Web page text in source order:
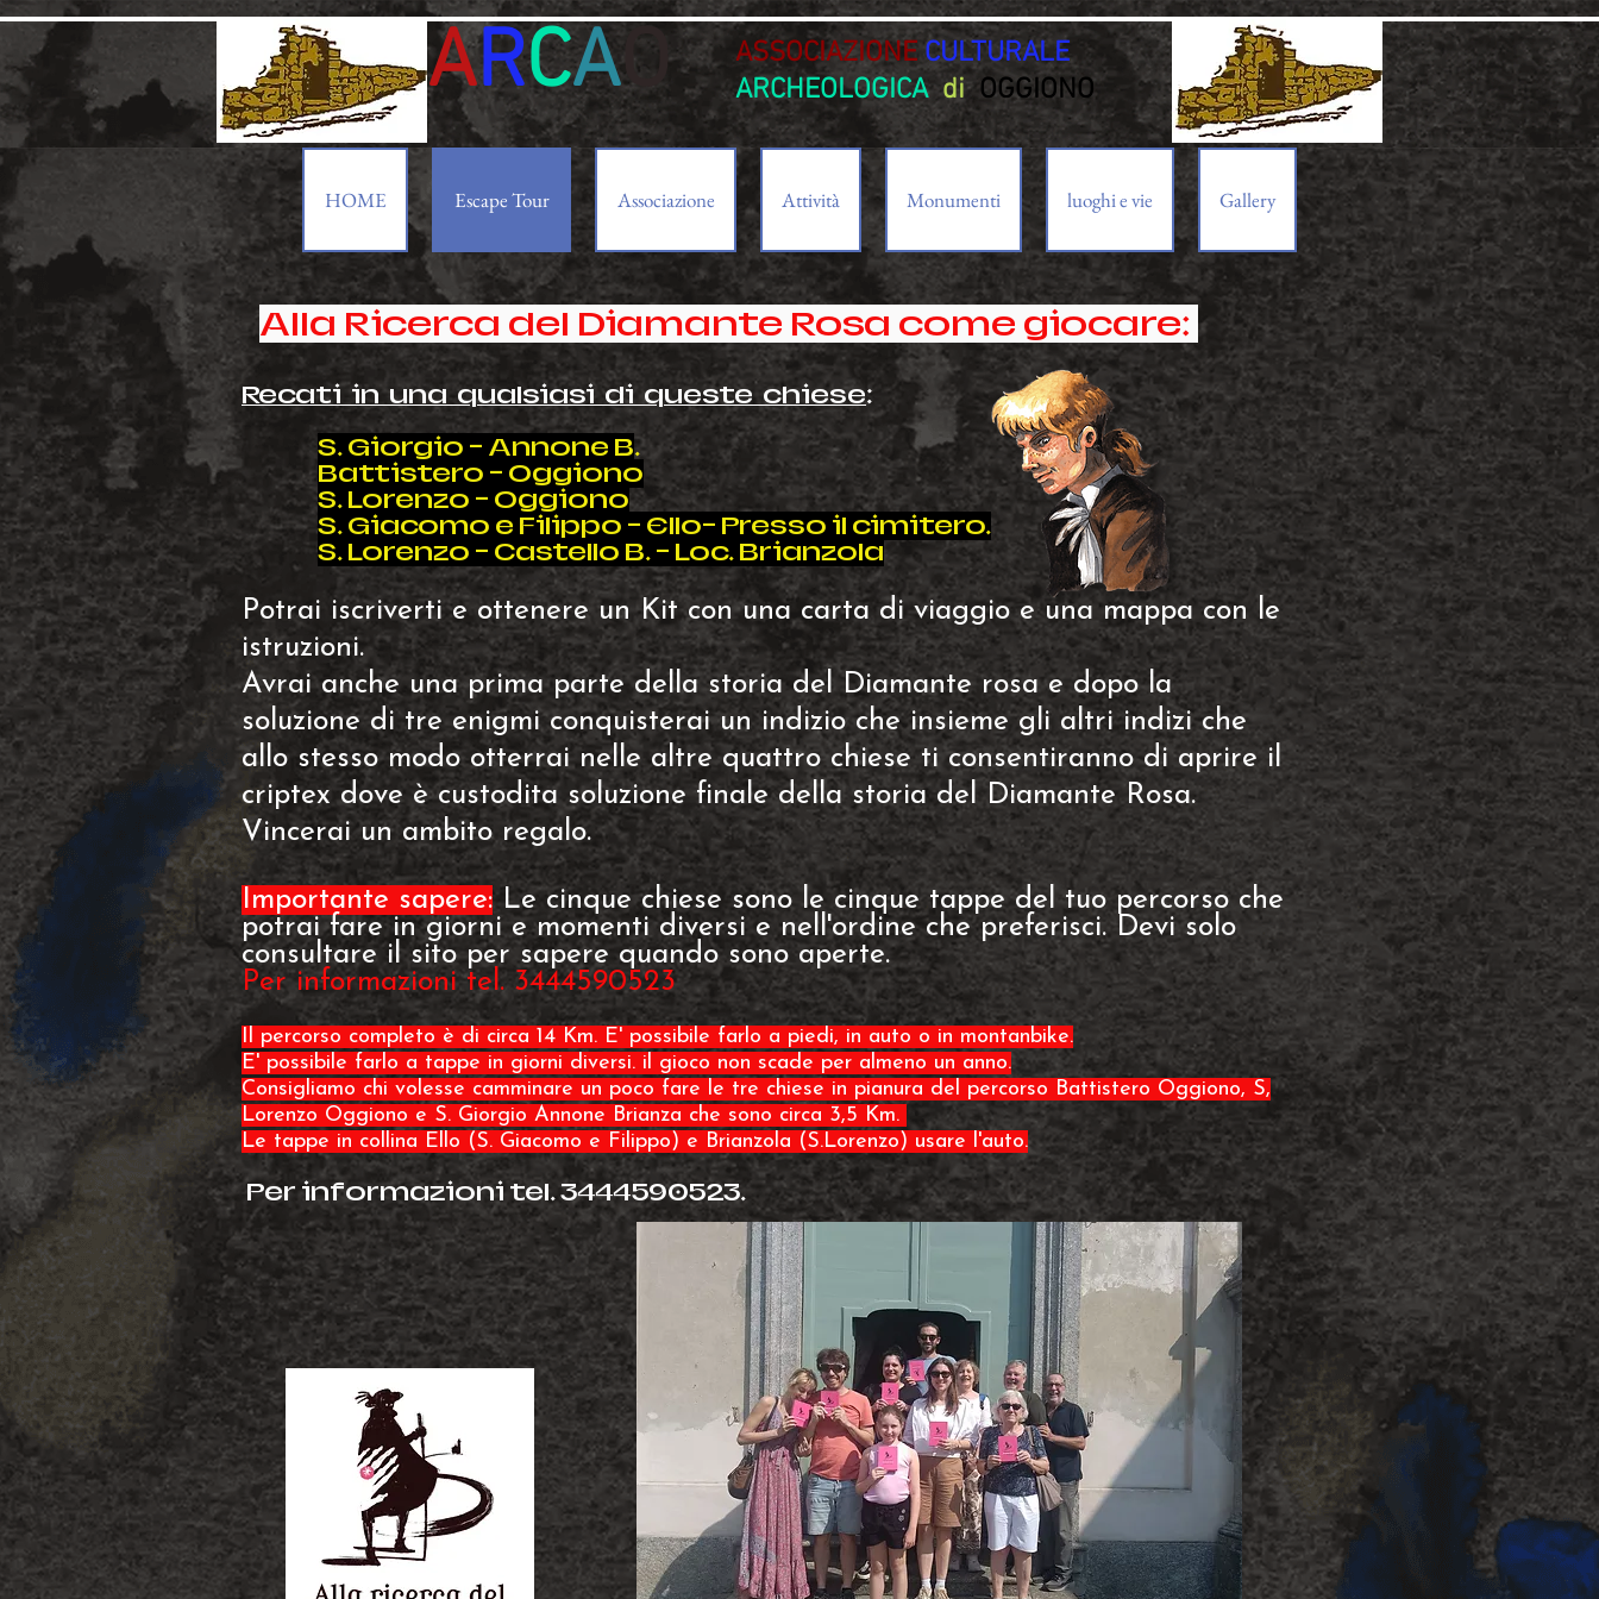
ARCAO ASSOCIAZIONE CULTURALE
ARCHEOLOGICA di OGGIONO
Alla Ricerca del Diamante Rosa come giocare:
Recati in una qualsiasi di queste chiese:
S. Giorgio - Annone B.
Battistero - Oggiono
S. Lorenzo - Oggiono
S. Giacomo e Filippo - Ello- Presso il cimitero.
S. Lorenzo - Castello B. - Loc. Brianzola
Potrai iscriverti e ottenere un Kit con una carta di viaggio e una mappa con le
istruzioni.
Avrai anche una prima parte della storia del Diamante rosa e dopo la
soluzione di tre enigmi conquisterai un indizio che insieme gli altri indizi che
allo stesso modo otterrai nelle altre quattro chiese ti consentiranno di aprire il
criptex dove è custodita soluzione finale della storia del Diamante Rosa.
Vincerai un ambito regalo.
Importante sapere:Le cinque chiese sono le cinque tappe del tuo percorso che
potrai fare in giorni e momenti diversi e nell'ordine che preferisci. Devi solo
consultare il sito per sapere quando sono aperte.
Per informazioni tel. 3444590523
​Il percorso completo è di circa 14 Km. E' possibile farlo a piedi, in auto o in montanbike.
E' possibile farlo a tappe in giorni diversi. il gioco non scade per almeno un anno.
Consigliamo chi volesse camminare un poco fare le tre chiese in pianura del percorso Battistero Oggiono, S,
Lorenzo Oggiono e S. Giorgio Annone Brianza che sono circa 3,5 Km.
Le tappe in collina Ello (S. Giacomo e Filippo) e Brianzola (S.Lorenzo) usare l'auto.
Per informazioni tel. 3444590523.
HOME Escape Tour Associazione Attività Monumenti luoghi e vie Gallery